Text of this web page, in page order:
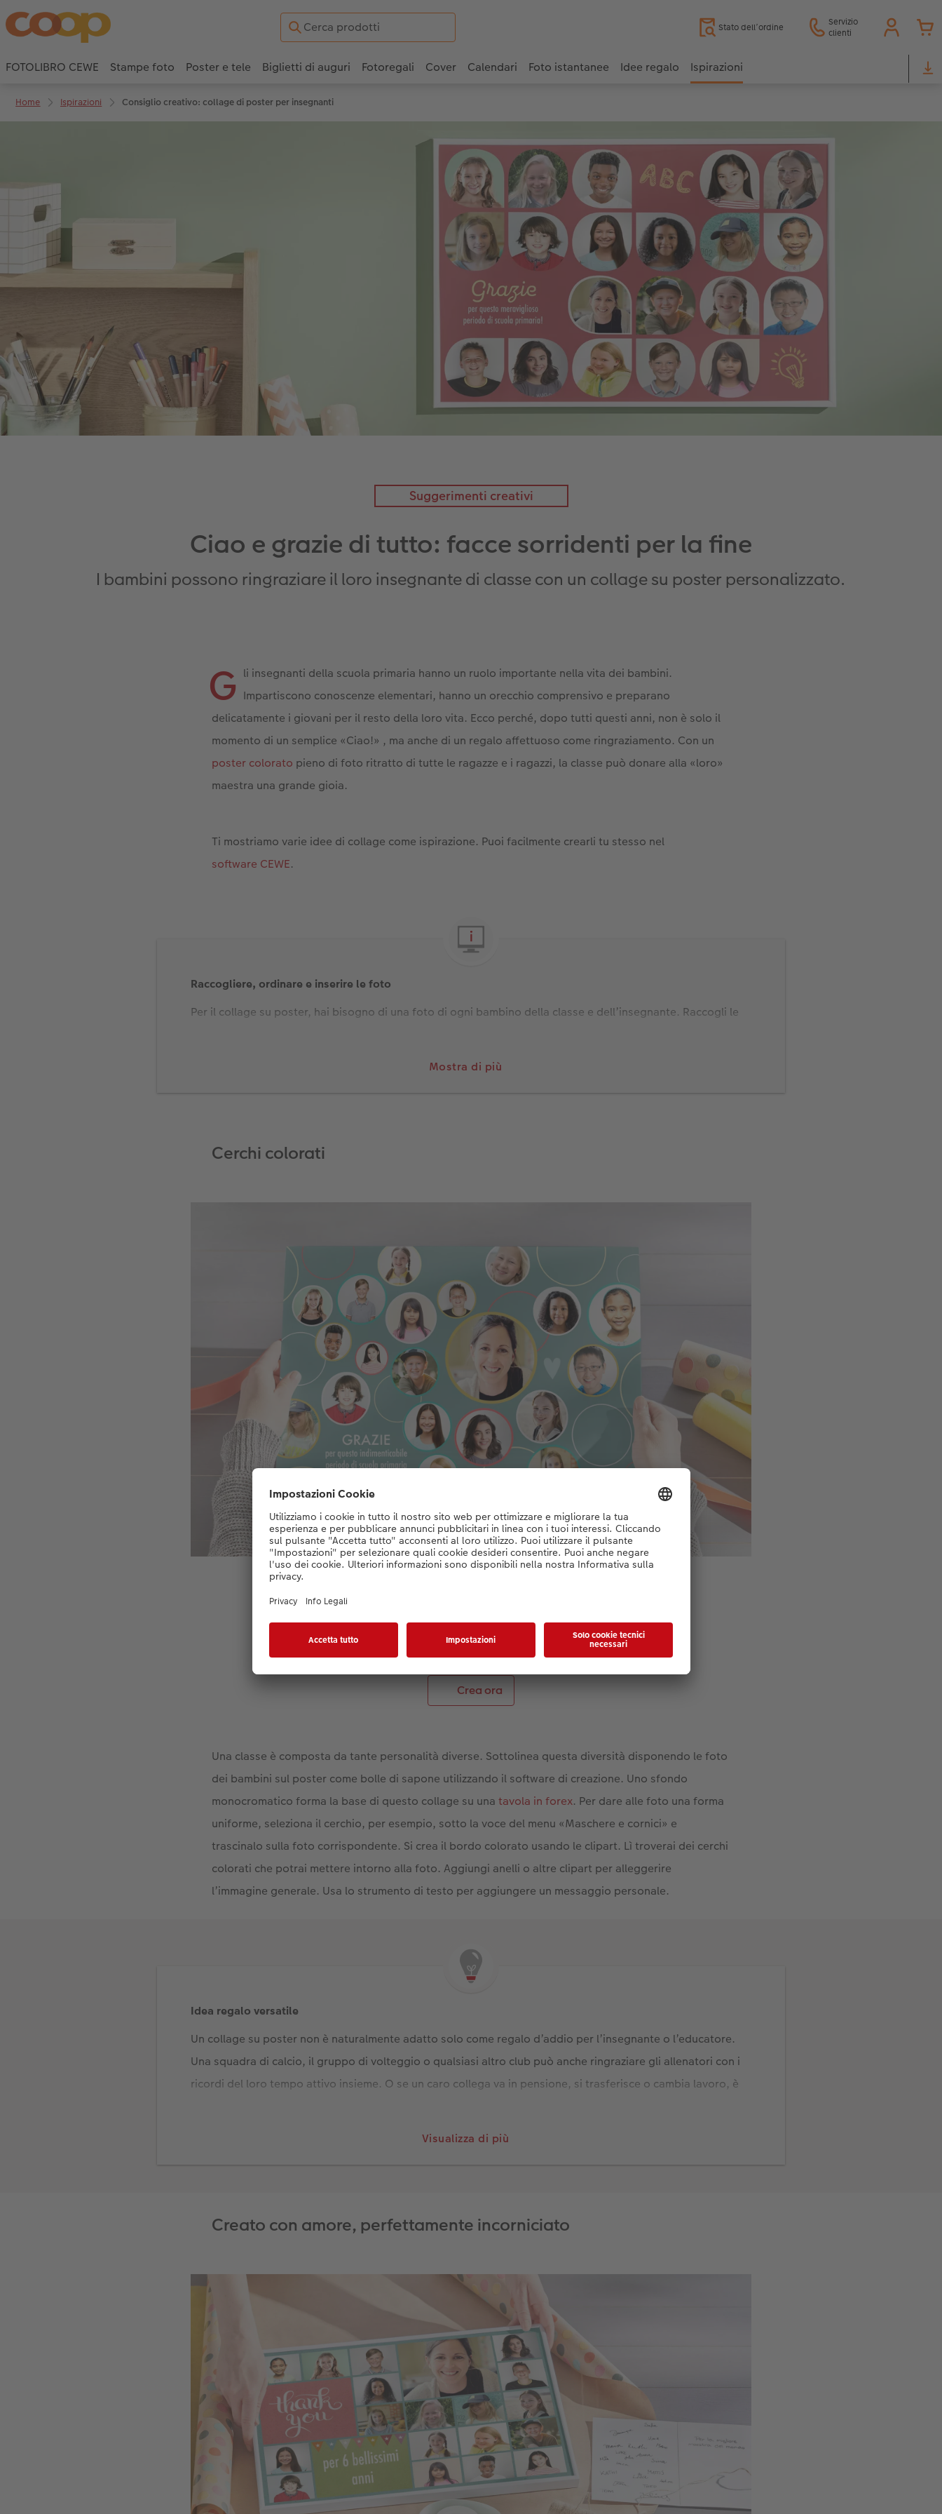
Stato dell’ordine
Servizio
clienti
FOTOLIBRO CEWE Stampe foto Poster e tele Biglietti di auguri Fotoregali Cover Calendari Foto istantanee Idee regalo Ispirazioni
Home Ispirazioni Consiglio creativo: collage di poster per insegnanti
Suggerimenti creativi
Ciao e grazie di tutto: facce sorridenti per la fine
I bambini possono ringraziare il loro insegnante di classe con un collage su poster personalizzato.
G li insegnanti della scuola primaria hanno un ruolo importante nella vita dei bambini.
Impartiscono conoscenze elementari, hanno un orecchio comprensivo e preparano
delicatamente i giovani per il resto della loro vita. Ecco perché, dopo tutti questi anni, non è solo il
momento di un semplice «Ciao!» , ma anche di un regalo affettuoso come ringraziamento. Con un
poster colorato pieno di foto ritratto di tutte le ragazze e i ragazzi, la classe può donare alla «loro»
maestra una grande gioia.
Ti mostriamo varie idee di collage come ispirazione. Puoi facilmente crearli tu stesso nel
software CEWE.
Mostra di più
Raccogliere, ordinare e inserire le foto
Per il collage su poster, hai bisogno di una foto di ogni bambino della classe e dell’insegnante. Raccogli le
Cerchi colorati
Ordina il tuo poster direttamente.
Crea ora
Una classe è composta da tante personalità diverse. Sottolinea questa diversità disponendo le foto
dei bambini sul poster come bolle di sapone utilizzando il software di creazione. Uno sfondo
monocromatico forma la base di questo collage su unatavola in forex. Per dare alle foto una forma
uniforme, seleziona il cerchio, per esempio, sotto la voce del menu «Maschere e cornici» e
trascinalo sulla foto corrispondente. Si crea il bordo colorato usando le clipart. Lì troverai dei cerchi
colorati che potrai mettere intorno alla foto. Aggiungi anelli o altre clipart per alleggerire
l’immagine generale. Usa lo strumento di testo per aggiungere un messaggio personale.
Visualizza di più
Idea regalo versatile
Un collage su poster non è naturalmente adatto solo come regalo d’addio per l’insegnante o l’educatore.
Una squadra di calcio, il gruppo di volteggio o qualsiasi altro club può anche ringraziare gli allenatori con i
ricordi del loro tempo attivo insieme. O se un caro collega va in pensione, si trasferisce o cambia lavoro, è
Creato con amore, perfettamente incorniciato